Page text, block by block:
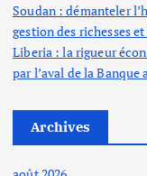
Soudan : démanteler
gestion des richesses
Liberia : la rigueur
par l’aval de la
Archives